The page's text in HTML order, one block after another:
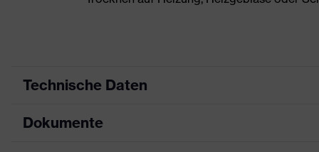
Technische Daten
Produktart
Dokumente